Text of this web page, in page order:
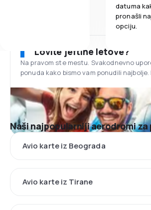
datuma
pronašli
opciju.
Lovite jeftine letove?
Na pravom ste mestu. Svakodnevno
ponuda kako bismo vam ponudili
Naši najpopularniji aerodromi za
Avio karte iz Beograda
Avio karte iz Tirane